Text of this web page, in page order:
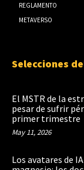
REGLAMENTO
METAVERSO
Selecciones
El MSTR de la
pesar de sufrir
primer trimestre
May 11, 2026
Los avatares de